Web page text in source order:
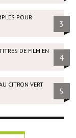
POUR
3
DE FILM EN
4
CITRON VERT
5